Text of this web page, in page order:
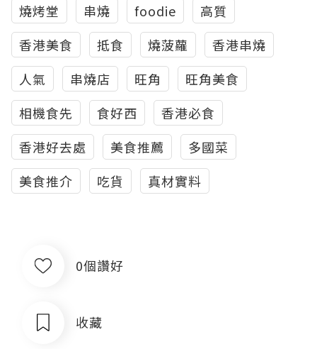
燒烤堂 串燒 foodie
高質
香港美食
抵食 燒菠蘿
香港串燒
人氣
串燒店 旺角
旺角美食
相機食先
食好西
香港必食
香港好去處
美食推薦
多國菜
美食推介
吃貨 真材實料
0個讚好
收藏